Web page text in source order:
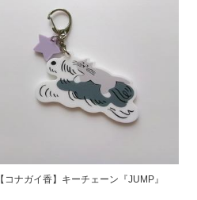
【コナガイ香】キーチェーン『JUMP』